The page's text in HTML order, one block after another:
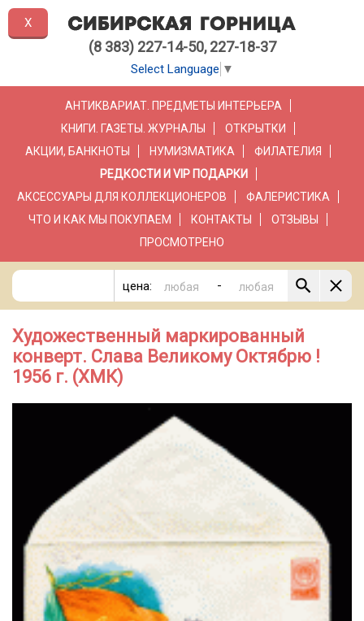
(8 383) 227-14-50, 227-18-37
Select Language ▼
АНТИКВАРИАТ. ПРЕДМЕТЫ ИНТЕРЬЕРА
КНИГИ. ГАЗЕТЫ. ЖУРНАЛЫ
ОТКРЫТКИ
АКЦИИ, БАНКНОТЫ
НУМИЗМАТИКА
ФИЛАТЕЛИЯ
РЕДКОСТИ И VIP ПОДАРКИ
АКСЕССУАРЫ ДЛЯ КОЛЛЕКЦИОНЕРОВ
ФАЛЕРИСТИКА
ЧТО И КАК МЫ ПОКУПАЕМ
КОНТАКТЫ
ОТЗЫВЫ
ПРОСМОТРЕНО
цена: -
Художественный маркированный
конверт. Слава Великому Октябрю !
1956 г. (ХМК)
X